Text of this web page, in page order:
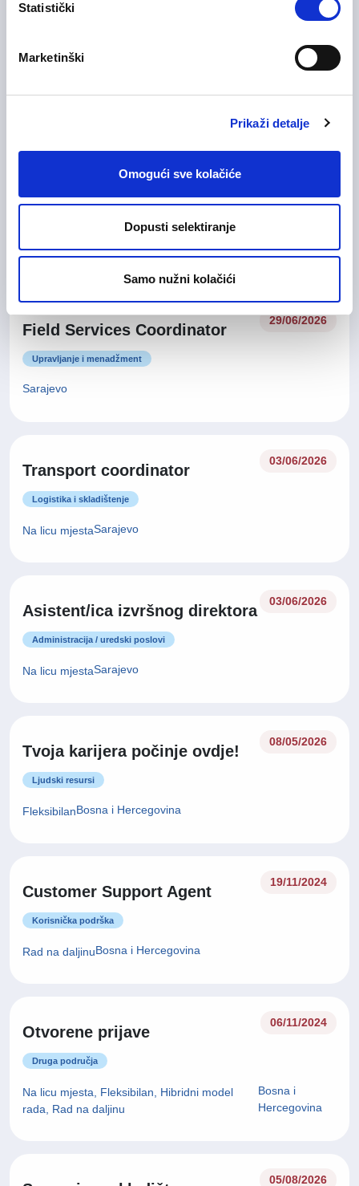
Statistički
Marketinški
Prikaži detalje
Omogući sve kolačiće
Dopusti selektiranje
Samo nužni kolačići
06/07/2026
Administracija / uredski poslovi
Operater/ka u odjelu Quality
Na licu mjestaSarajevo
Field Services Coordinator
29/06/2026
Upravljanje i menadžment
Sarajevo
Transport coordinator
03/06/2026
Logistika i skladištenje
Na licu mjestaSarajevo
Asistent/ica izvršnog direktora
03/06/2026
Administracija / uredski poslovi
Na licu mjestaSarajevo
Tvoja karijera počinje ovdje!
08/05/2026
Ljudski resursi
FleksibilanBosna i Hercegovina
Customer Support Agent
19/11/2024
Korisnička podrška
Rad na daljinuBosna i Hercegovina
Otvorene prijave
06/11/2024
Druga područja
Na licu mjesta, Fleksibilan, Hibridni model
rada, Rad na daljinu
Bosna i
Hercegovina
05/08/2026